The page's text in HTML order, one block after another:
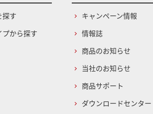
探す
から探す
キャンペーン情報
情報誌
商品のお知らせ
当社のお知らせ
商品サポート
ダウンロードセンター